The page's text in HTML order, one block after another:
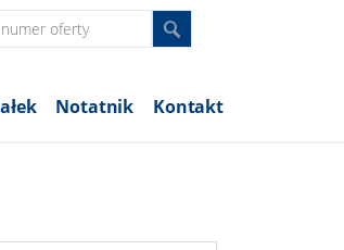
Notatnik Kontakt